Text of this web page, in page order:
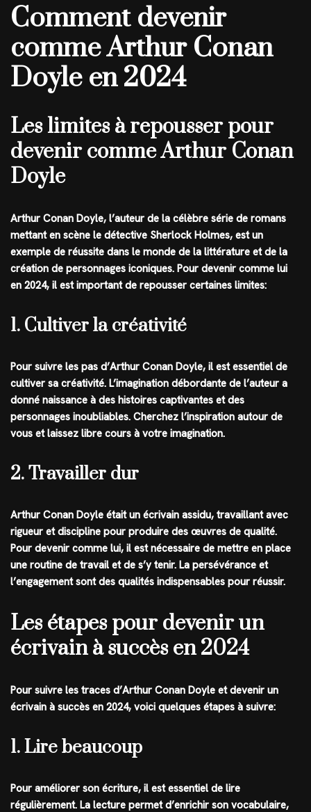
Comment devenir
comme Arthur Conan
Doyle en 2024
Les limites à repousser pour
devenir comme Arthur Conan
Doyle
Arthur Conan Doyle, l’auteur de la célèbre série de romans
mettant en scène le détective Sherlock Holmes, est un
exemple de réussite dans le monde de la littérature et de la
création de personnages iconiques. Pour devenir comme lui
en 2024, il est important de repousser certaines limites:
1. Cultiver la créativité
Pour suivre les pas d’Arthur Conan Doyle, il est essentiel de
cultiver sa créativité. L’imagination débordante de l’auteur a
donné naissance à des histoires captivantes et des
personnages inoubliables. Cherchez l’inspiration autour de
vous et laissez libre cours à votre imagination.
2. Travailler dur
Arthur Conan Doyle était un écrivain assidu, travaillant avec
rigueur et discipline pour produire des œuvres de qualité.
Pour devenir comme lui, il est nécessaire de mettre en place
une routine de travail et de s’y tenir. La persévérance et
l’engagement sont des qualités indispensables pour réussir.
Les étapes pour devenir un
écrivain à succès en 2024
Pour suivre les traces d’Arthur Conan Doyle et devenir un
écrivain à succès en 2024, voici quelques étapes à suivre:
1. Lire beaucoup
Pour améliorer son écriture, il est essentiel de lire
régulièrement. La lecture permet d’enrichir son vocabulaire,